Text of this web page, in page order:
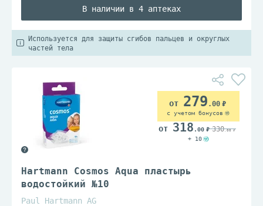
В наличии в 4 аптеках
Используется для защиты сгибов пальцев и округлых
частей тела
Hartmann Cosmos Aqua пластырь
водостойкий №10
Paul Hartmann AG
279 .00
с учетом бонусов
318 .00 330.00
+ 10